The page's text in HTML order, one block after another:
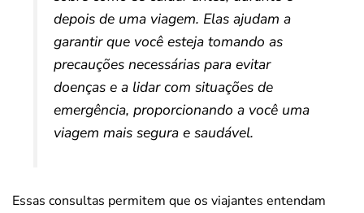
depois de uma viagem. Elas ajudam a
garantir que você esteja tomando as
precauções necessárias para evitar
doenças e a lidar com situações de
emergência, proporcionando a você uma
viagem mais segura e saudável.
Essas consultas permitem que os viajantes entendam